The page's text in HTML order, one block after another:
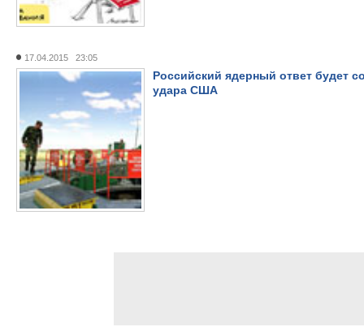
17.04.2015 23:05
Российский ядерный ответ будет
удара США